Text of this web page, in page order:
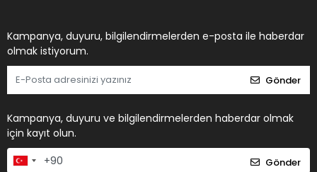
Kampanya, duyuru, bilgilendirmelerden e-posta ile haberdar
olmak istiyorum.
Gönder
Kampanya, duyuru ve bilgilendirmelerden haberdar olmak
için kayıt olun.
Gönder